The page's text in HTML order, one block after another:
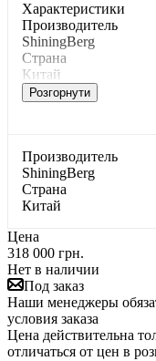
Характеристики
Производитель
ShiningBerg
Страна
Китай
Розгорнути
Производитель
ShiningBerg
Страна
Китай
Цена
318 000 грн.
Нет в наличии
Под заказ
Наши менеджеры
условия заказа
Цена действительна
отличаться от цен в